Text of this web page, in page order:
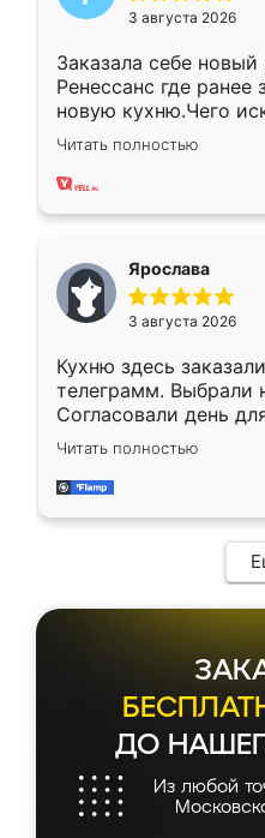
3 августа 2026
Заказала себе
Ренессанс где ранее
новую кухню.Чего
вполне довольна.
два года, нареканий
Читать полностью
Ярослава
3 августа 2026
Кухню здесь
телеграмм. Выбрали
Согласовали день
недели кухня была
довольны работой.
мебель за
Читать полностью
ДО
Из любой